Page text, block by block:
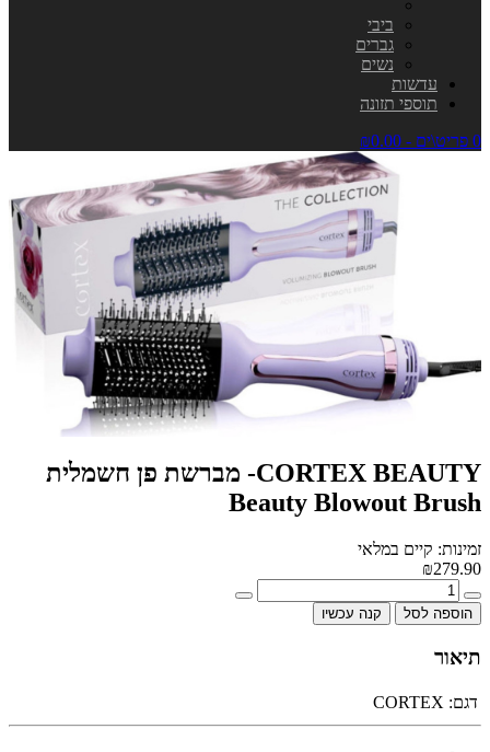
ביבי
גברים
נשים
עדשות
תוספי תזונה
0 פריט\ים - ₪0.00
CORTEX BEAUTY- מברשת פן חשמלית
Beauty Blowout Brush
זמינות: קיים במלאי
₪279.90
הוספה לסל קנה עכשיו
תיאור
דגם: CORTEX